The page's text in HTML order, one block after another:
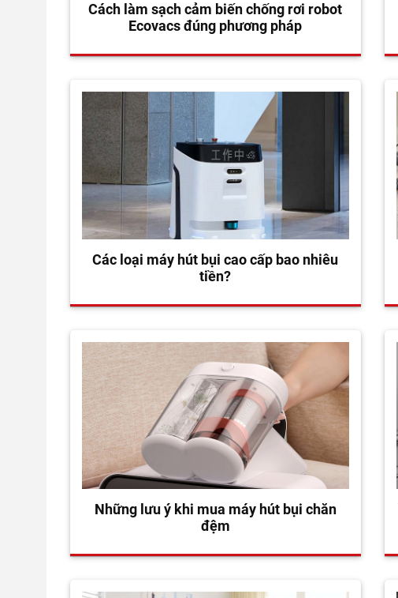
Cách làm sạch cảm biến chống rơi robot
Ecovacs đúng phương pháp
Các loại máy hút bụi cao cấp bao nhiêu
tiền?
Những lưu ý khi mua máy hút bụi chăn
đệm